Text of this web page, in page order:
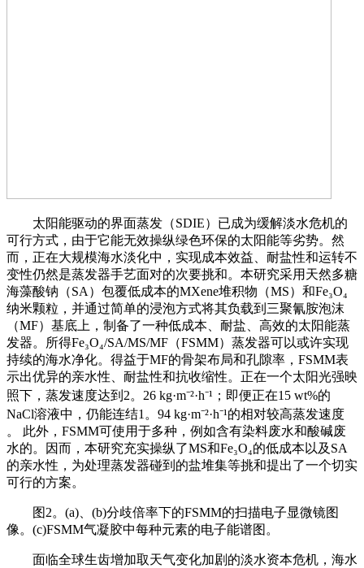
太阳能驱动的界面蒸发（SDIE）已成为缓解淡水危机的
可行方式，由于它能无效操纵绿色环保的太阳能等劣势。然
而，正在大规模海水淡化中，实现成本效益、耐盐性和运转不
变性仍然是蒸发器手艺面对的次要挑和。本研究采用天然多糖
海藻酸钠（SA）包覆低成本的MXene堆积物（MS）和Fe₃O₄
纳米颗粒，并通过简单的浸泡方式将其负载到三聚氰胺泡沫
（MF）基底上，制备了一种低成本、耐盐、高效的太阳能蒸
发器。所得Fe₃O₄/SA/MS/MF（FSMM）蒸发器可以或许实现
持续的海水净化。得益于MF的骨架布局和孔隙率，FSMM表
示出优异的亲水性、耐盐性和抗收缩性。正在一个太阳光强映
照下，蒸发速度达到2。26 kg·m⁻²·h⁻¹；即便正在15 wt%的
NaCl溶液中，仍能连结1。94 kg·m⁻²·h⁻¹的相对较高蒸发速度
。 此外，FSMM可使用于多种，例如含有染料废水和酸碱废
水的。因而，本研究充实操纵了MS和Fe₃O₄的低成本以及SA
的亲水性，为处理蒸发器碰到的盐堆集等挑和提出了一个切实
可行的方案。
图2。(a)、(b)分歧倍率下的FSMM的扫描电子显微镜图
像。(c)FSMM气凝胶中每种元素的电子能谱图。
面临全球生齿增加取天气变化加剧的淡水资本危机，海水